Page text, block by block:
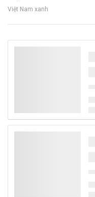
Việt Nam xanh
Thanh Hóa: Nước